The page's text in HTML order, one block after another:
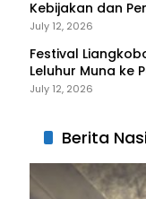
Kebijakan dan
Pengembangan
July 12, 2026
Festival
Leluhur Muna ke
July 12, 2026
Berita